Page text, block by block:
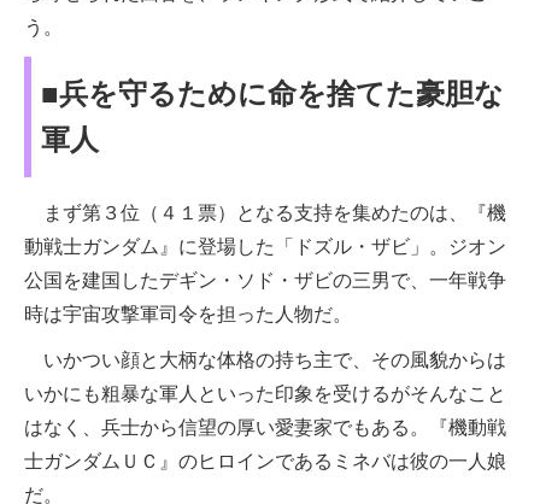
う。
■兵を守るために命を捨てた豪胆な
軍人
まず第３位（４１票）となる支持を集めたのは、『機
動戦士ガンダム』に登場した「ドズル・ザビ」。ジオン
公国を建国したデギン・ソド・ザビの三男で、一年戦争
時は宇宙攻撃軍司令を担った人物だ。
いかつい顔と大柄な体格の持ち主で、その風貌からは
いかにも粗暴な軍人といった印象を受けるがそんなこと
はなく、兵士から信望の厚い愛妻家でもある。『機動戦
士ガンダムＵＣ』のヒロインであるミネバは彼の一人娘
だ。